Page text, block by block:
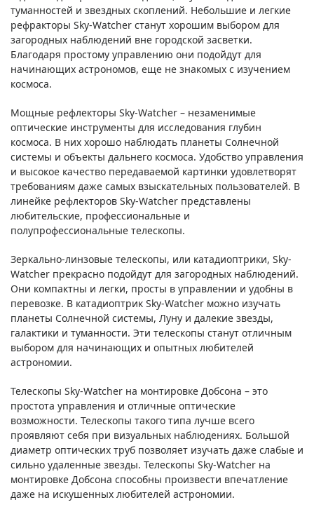
туманностей и звездных скоплений. Небольшие и легкие
рефракторы Sky-Watcher станут хорошим выбором для
загородных наблюдений вне городской засветки.
Благодаря простому управлению они подойдут для
начинающих астрономов, еще не знакомых с изучением
космоса.
Мощные рефлекторы Sky-Watcher – незаменимые
оптические инструменты для исследования глубин
космоса. В них хорошо наблюдать планеты Солнечной
системы и объекты дальнего космоса. Удобство управления
и высокое качество передаваемой картинки удовлетворят
требованиям даже самых взыскательных пользователей. В
линейке рефлекторов Sky-Watcher представлены
любительские, профессиональные и
полупрофессиональные телескопы.
Зеркально-линзовые телескопы, или катадиоптрики, Sky-
Watcher прекрасно подойдут для загородных наблюдений.
Они компактны и легки, просты в управлении и удобны в
перевозке. В катадиоптрик Sky-Watcher можно изучать
планеты Солнечной системы, Луну и далекие звезды,
галактики и туманности. Эти телескопы станут отличным
выбором для начинающих и опытных любителей
астрономии.
Телескопы Sky-Watcher на монтировке Добсона – это
простота управления и отличные оптические
возможности. Телескопы такого типа лучше всего
проявляют себя при визуальных наблюдениях. Большой
диаметр оптических труб позволяет изучать даже слабые и
сильно удаленные звезды. Телескопы Sky-Watcher на
монтировке Добсона способны произвести впечатление
даже на искушенных любителей астрономии.